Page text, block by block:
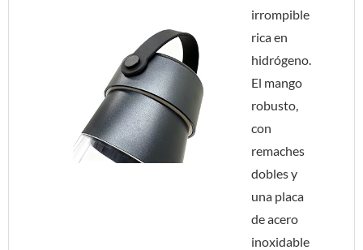
irrompible
rica en
hidrógeno.
El mango
robusto,
con
remaches
dobles y
una placa
de acero
inoxidable